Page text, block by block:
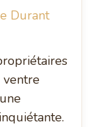
Durant
ventre